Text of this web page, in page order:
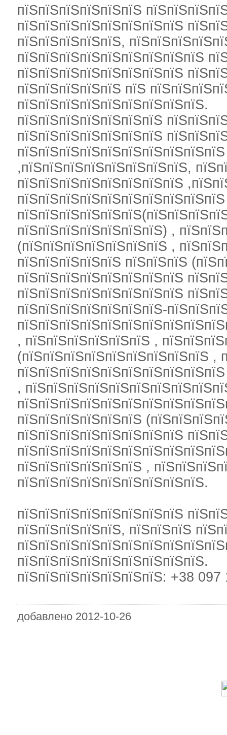
пїЅпїЅпїЅпїЅпїЅпїЅ
пїЅпїЅпїЅпїЅпїЅпїЅпїЅпїЅ
пїЅпїЅпїЅпїЅпїЅ,
пїЅпїЅпїЅпїЅпїЅпїЅпїЅпїЅпїЅ
пїЅпїЅпїЅпїЅпїЅпїЅпїЅпїЅ
пїЅпїЅпїЅпїЅпїЅ пїЅ
пїЅпїЅпїЅпїЅпїЅпїЅпїЅпїЅпїЅ.
пїЅпїЅпїЅпїЅпїЅпїЅпїЅ
пїЅпїЅпїЅпїЅпїЅпїЅпїЅ
,пїЅпїЅпїЅпїЅпїЅпїЅпїЅпїЅ,
пїЅпїЅпїЅпїЅпїЅпїЅпїЅпїЅ
пїЅпїЅпїЅпїЅпїЅпїЅпїЅпїЅпїЅпїЅ
пїЅпїЅпїЅпїЅпїЅпїЅпїЅ) ,
(пїЅпїЅпїЅпїЅпїЅпїЅпїЅ ,
пїЅпїЅпїЅпїЅпїЅ пїЅпїЅпїЅ
пїЅпїЅпїЅпїЅпїЅпїЅпїЅпїЅ
пїЅпїЅпїЅпїЅпїЅпїЅпїЅпїЅ
пїЅпїЅпїЅпїЅпїЅпїЅпїЅ-
, пїЅпїЅпїЅпїЅпїЅпїЅ ,
(пїЅпїЅпїЅпїЅпїЅпїЅпїЅпїЅпїЅ ,
,
пїЅпїЅпїЅпїЅпїЅпїЅ
пїЅпїЅпїЅпїЅпїЅпїЅпїЅпїЅ
пїЅпїЅпїЅпїЅпїЅпїЅ ,
пїЅпїЅпїЅпїЅпїЅпїЅпїЅпїЅпїЅ.
пїЅпїЅпїЅпїЅпїЅпїЅпїЅпїЅ
пїЅпїЅпїЅпїЅпїЅ, пїЅпїЅпїЅ
пїЅпїЅпїЅпїЅпїЅпїЅпїЅпїЅпїЅ.
пїЅпїЅпїЅпїЅпїЅпїЅпїЅ: +38
добавлено 2012-10-26